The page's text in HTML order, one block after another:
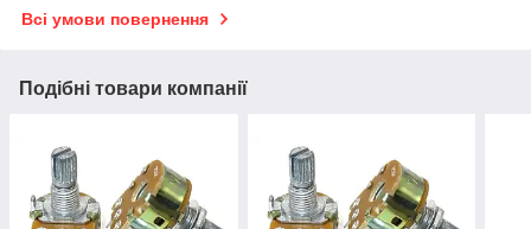
Всі умови повернення
Подібні товари компанії